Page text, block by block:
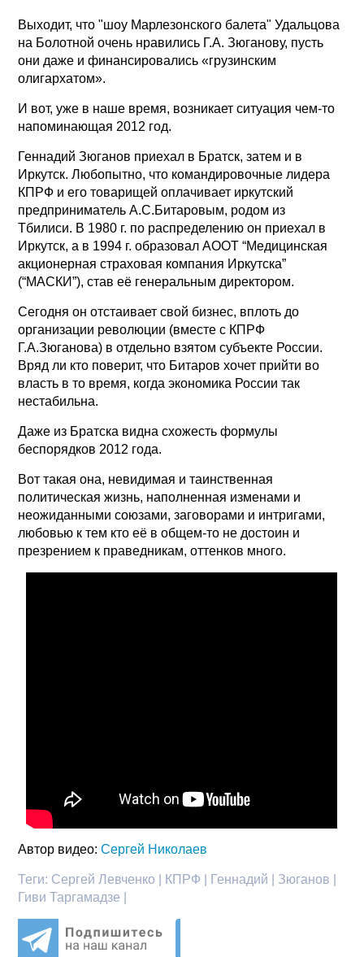
Выходит, что "шоу Марлезонского балета" Удальцова
на Болотной очень нравились Г.А. Зюганову, пусть
они даже и финансировались «грузинским
олигархатом».
И вот, уже в наше время, возникает ситуация чем-то
напоминающая 2012 год.
Геннадий Зюганов приехал в Братск, затем и в
Иркутск. Любопытно, что командировочные лидера
КПРФ и его товарищей оплачивает иркутский
предприниматель А.С.Битаровым, родом из
Тбилиси. В 1980 г. по распределению он приехал в
Иркутск, а в 1994 г. образовал АООТ “Медицинская
акционерная страховая компания Иркутска”
(“МАСКИ”), став её генеральным директором.
Сегодня он отстаивает свой бизнес, вплоть до
организации революции (вместе с КПРФ
Г.А.Зюганова) в отдельно взятом субъекте России.
Вряд ли кто поверит, что Битаров хочет прийти во
власть в то время, когда экономика России так
нестабильна.
Даже из Братска видна схожесть формулы
беспорядков 2012 года.
Вот такая она, невидимая и таинственная
политическая жизнь, наполненная изменами и
неожиданными союзами, заговорами и интригами,
любовью к тем кто её в общем-то не достоин и
презрением к праведникам, оттенков много.
Автор видео: Сергей Николаев
Теги: Сергей Левченко | КПРФ | Геннадий | Зюганов |
Гиви Таргамадзе |